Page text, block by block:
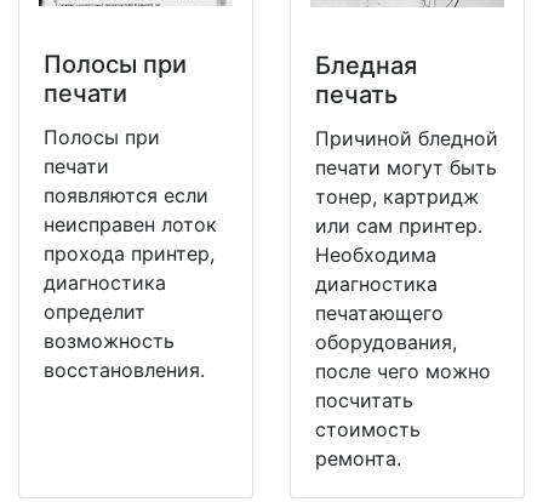
Полосы при
печати
Полосы при
печати
появляются если
неисправен лоток
прохода принтер,
диагностика
определит
возможность
восстановления.
Бледная
печать
Причиной бледной
печати могут быть
тонер, картридж
или сам принтер.
Необходима
диагностика
печатающего
оборудования,
после чего можно
посчитать
стоимость
ремонта.